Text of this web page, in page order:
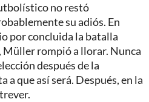
no restó
su adiós. En
por concluida la batalla
Müller rompió a llorar. Nunca
después de la
a que así será. Después, en la